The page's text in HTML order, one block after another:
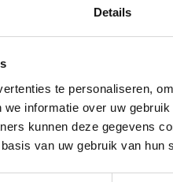
Details
te personaliseren,
informatie over uw
kunnen deze gegevens
van uw gebruik van hun